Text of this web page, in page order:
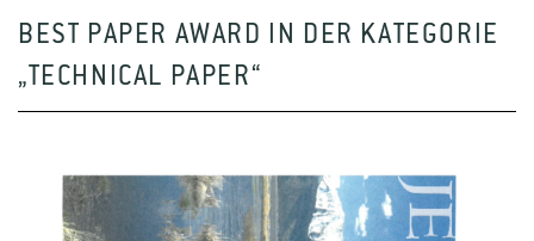
BEST PAPER AWARD IN DER KATEGORIE
„TECHNICAL PAPER“